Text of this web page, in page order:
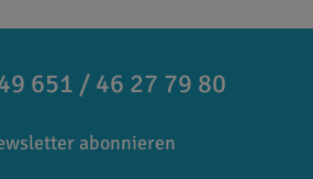
651 / 46 27 79 80
abonnieren